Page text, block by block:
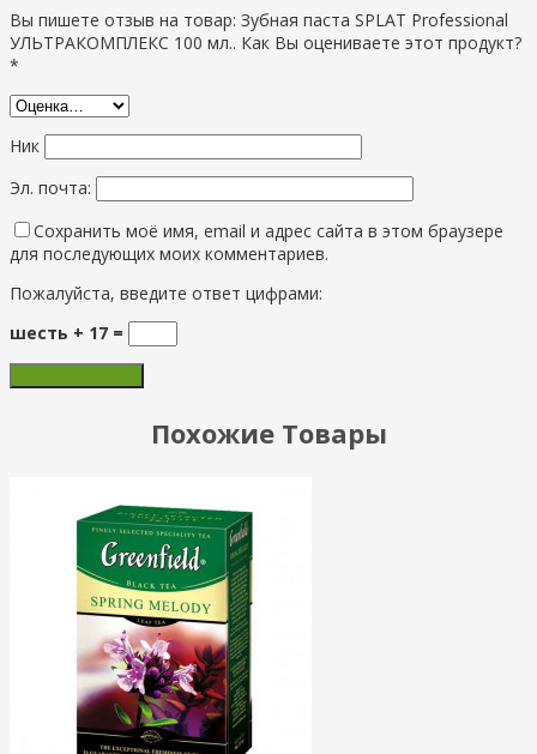
Вы пишете отзыв на товар: Зубная паста SPLAT Professional
УЛЬТРАКОМПЛЕКС 100 мл.. Как Вы оцениваете этот продукт?
*
Ник
Эл. почта:
Сохранить моё имя, email и адрес сайта в этом браузере
для последующих моих комментариев.
Пожалуйста, введите ответ цифрами:
шесть + 17 =
Похожие Товары